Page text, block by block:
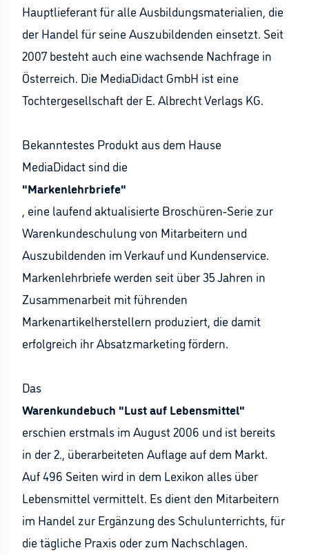
Hauptlieferant für alle Ausbildungsmaterialien, die
der Handel für seine Auszubildenden einsetzt. Seit
2007 besteht auch eine wachsende Nachfrage in
Österreich. Die MediaDidact GmbH ist eine
Tochtergesellschaft der E. Albrecht Verlags KG.
Bekanntestes Produkt aus dem Hause
MediaDidact sind die
"Markenlehrbriefe"
, eine laufend aktualisierte Broschüren-Serie zur
Warenkundeschulung von Mitarbeitern und
Auszubildenden im Verkauf und Kundenservice.
Markenlehrbriefe werden seit über 35 Jahren in
Zusammenarbeit mit führenden
Markenartikelherstellern produziert, die damit
erfolgreich ihr Absatzmarketing fördern.
Das
Warenkundebuch "Lust auf Lebensmittel"
erschien erstmals im August 2006 und ist bereits
in der 2., überarbeiteten Auflage auf dem Markt.
Auf 496 Seiten wird in dem Lexikon alles über
Lebensmittel vermittelt. Es dient den Mitarbeitern
im Handel zur Ergänzung des Schulunterrichts, für
die tägliche Praxis oder zum Nachschlagen.